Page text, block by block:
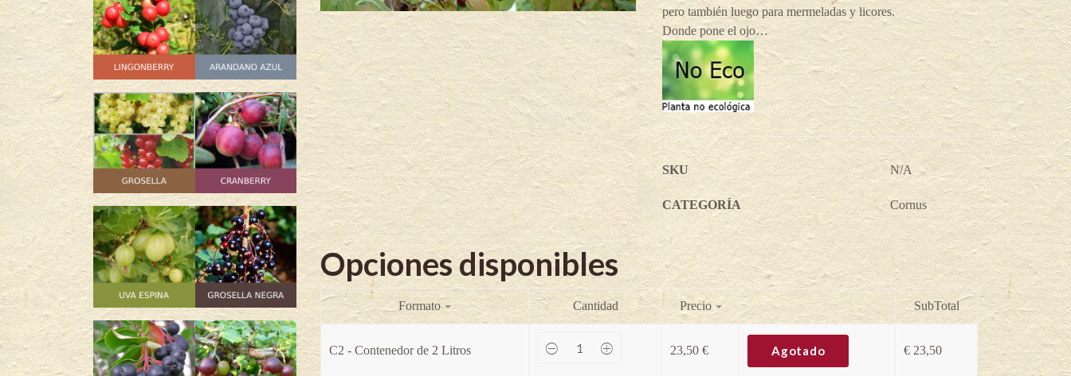
pero también luego para mermeladas y licores.
Donde pone el ojo…
SKU N/A
CATEGORÍA Cornus
Opciones disponibles
Formato Cantidad Precio SubTotal
C2 - Contenedor de 2 Litros
Matador
23,50 € Agotado € 23,50